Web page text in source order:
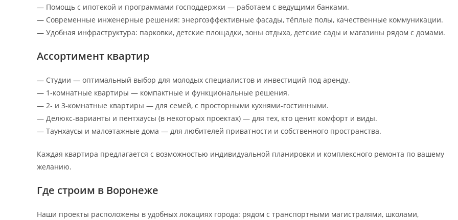
— Помощь с ипотекой и программами господдержки — работаем с ведущими банками.
— Современные инженерные решения: энергоэффективные фасады, тёплые полы, качественные коммуникации.
— Удобная инфраструктура: парковки, детские площадки, зоны отдыха, детские сады и магазины рядом с домами.
Ассортимент квартир
— Студии — оптимальный выбор для молодых специалистов и инвестиций под аренду.
— 1‑комнатные квартиры — компактные и функциональные решения.
— 2‑ и 3‑комнатные квартиры — для семей, с просторными кухнями‑гостинными.
— Делюкс‑варианты и пентхаусы (в некоторых проектах) — для тех, кто ценит комфорт и виды.
— Таунхаусы и малоэтажные дома — для любителей приватности и собственного пространства.
Каждая квартира предлагается с возможностью индивидуальной планировки и комплексного ремонта по вашему
желанию.
Где строим в Воронеже
Наши проекты расположены в удобных локациях города: рядом с транспортными магистралями, школами,